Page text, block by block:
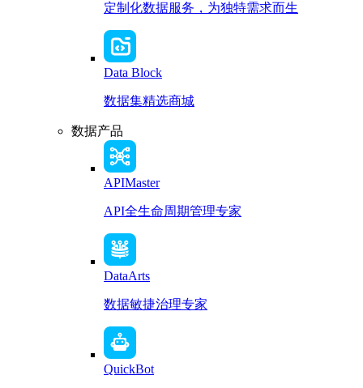
定制化数据服务，为独特需求而生
Data Block
数据集精选商城
数据产品
APIMaster
API全生命周期管理专家
DataArts
数据敏捷治理专家
QuickBot